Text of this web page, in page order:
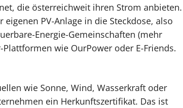
die österreichweit ihren Strom anbieten.
PV-Anlage in die Steckdose, also
Energie-Gemeinschaften (mehr
wie OurPower oder E-Friends.
wie Sonne, Wind, Wasserkraft oder
ein Herkunftszertifikat. Das ist